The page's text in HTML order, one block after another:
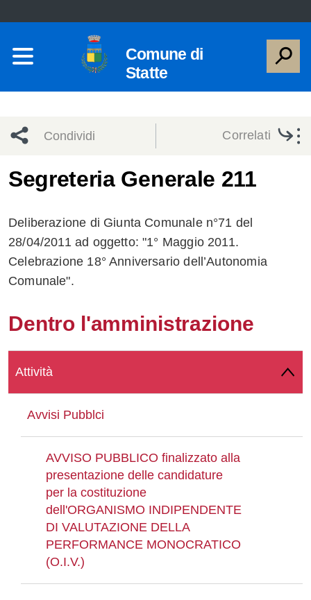
Comune di
Statte
Condividi
network
Condividi
Condividi
Facebook
su
Twitter
Condividi
su
Condividi
Whatsapp
Correlati
Segreteria Generale 211
Deliberazione di Giunta Comunale n°71 del
28/04/2011 ad oggetto: "1° Maggio 2011.
Celebrazione 18° Anniversario dell’Autonomia
Comunale".
Dentro l'amministrazione
Attività
Avvisi Pubblci
AVVISO PUBBLICO finalizzato alla
presentazione delle candidature
per la costituzione
dell'ORGANISMO INDIPENDENTE
DI VALUTAZIONE DELLA
PERFORMANCE MONOCRATICO
(O.I.V.)